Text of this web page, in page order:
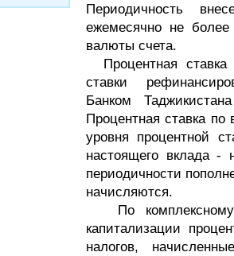
Периодичность
ежемесячно не
валюты счета.
Процентная
ставки
Банком
Процентная ставка
уровня процентной
настоящего вклада
периодичности
начисляются.
По
капитализации
налогов,